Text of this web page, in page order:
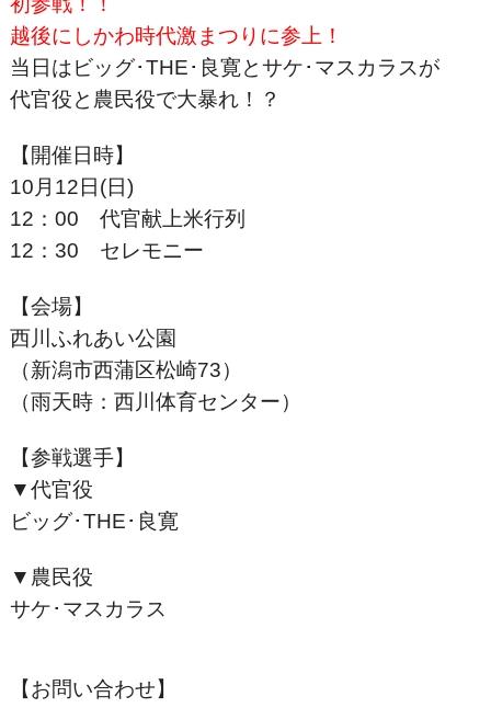
越後にしかわ時代激まつりに参上！
当日はビッグ･THE･良寛とサケ･マスカラスが
代官役と農民役で大暴れ！？
【開催日時】
10月12日(日)
12：00 代官献上米行列
12：30 セレモニー
【会場】
西川ふれあい公園
（新潟市西蒲区松崎73）
（雨天時：西川体育センター）
【参戦選手】
▼代官役
ビッグ･THE･良寛
▼農民役
サケ･マスカラス
【お問い合わせ】